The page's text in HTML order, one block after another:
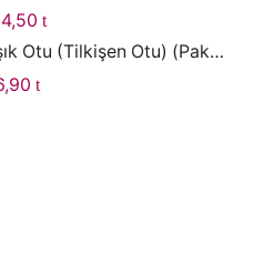
.
andaki
Sarmaşık Otu (Tilkişen Otu) (Paket)